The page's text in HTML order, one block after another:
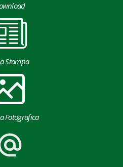
Stampa
Fotografica